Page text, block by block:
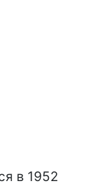
в 1952